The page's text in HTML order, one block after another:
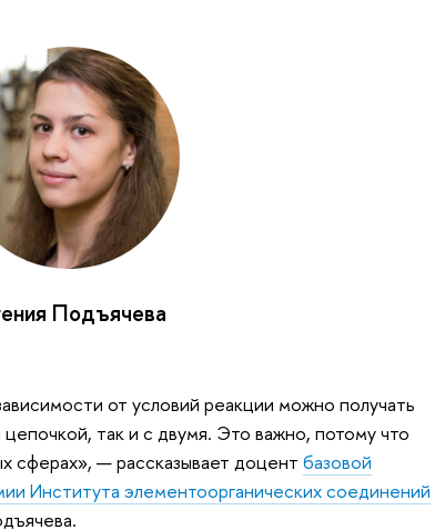
Подъячева
от условий реакции можно получать
так и с двумя. Это важно, потому что
сферах», — рассказывает доцент базовой
Института элементоорганических соединений